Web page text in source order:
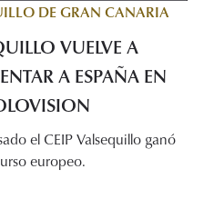
DE GRAN CANARIA
VUELVE A
A ESPAÑA EN
el CEIP Valsequillo ganó
europeo.